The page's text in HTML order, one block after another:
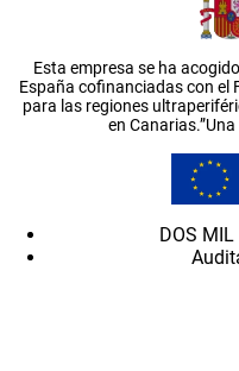
Esta empresa se ha
España cofinanciadas con el
para las regiones
en
DOS